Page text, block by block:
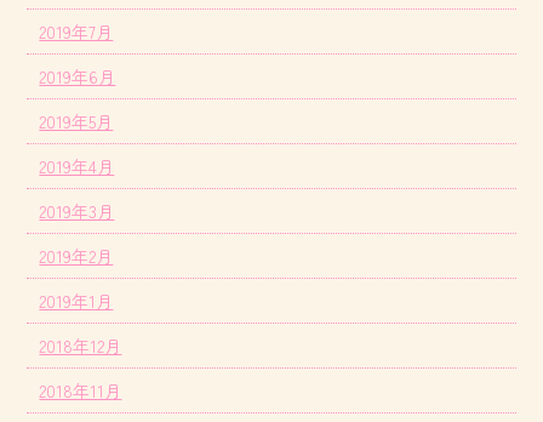
2019年7月
2019年6月
2019年5月
2019年4月
2019年3月
2019年2月
2019年1月
2018年12月
2018年11月